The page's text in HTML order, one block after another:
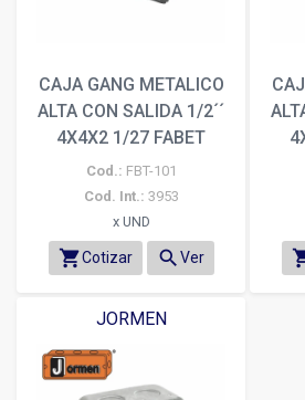
CAJA GANG METALICO
ALTA CON SALIDA 1/2´´
4X4X2 1/27 FABET
Cod.: FBT-101
Cod. Int.: 3953
x UND
shopping_cartCotizar search Ver
JORMEN